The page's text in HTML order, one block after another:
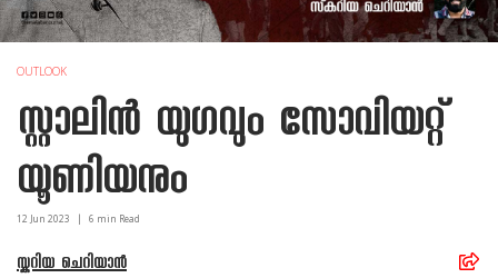
OUTLOOK
സ്റ്റാലിൻ യുഗവും സോവിയറ്റ്
യൂണിയനും
12 Jun 2023 6 min Read
സ്കറിയ ചെറിയാൻ